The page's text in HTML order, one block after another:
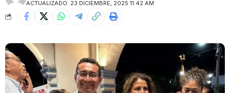
ACTUALIZADO: 23 DICIEMBRE, 2025 11:42 AM